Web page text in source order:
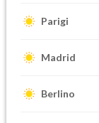
Parigi
Madrid
Berlino